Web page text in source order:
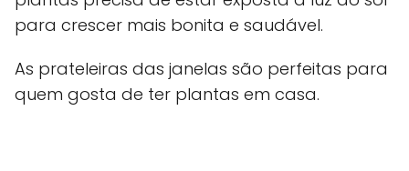
para crescer mais bonita e saudável.
As prateleiras das janelas são perfeitas para
quem gosta de ter plantas em casa.